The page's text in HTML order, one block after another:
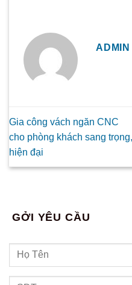
GỞI YÊU CẦU
ADMIN
Gia công vách ngăn CNC
cho phòng khách sang trọng,
hiện đại